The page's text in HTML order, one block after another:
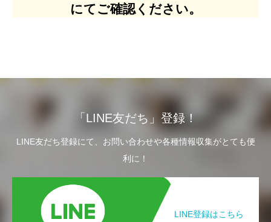
にてご確認ください。
「LINE友だち」登録！
LINE友だち登録にて、お問い合わせや各種情報収集がとても便
利に！
LINE登録はこちら